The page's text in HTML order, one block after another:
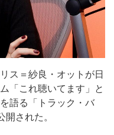
ス＝紗良・オットが日
「これ聴いてます」と
語る「トラック・バ
された。